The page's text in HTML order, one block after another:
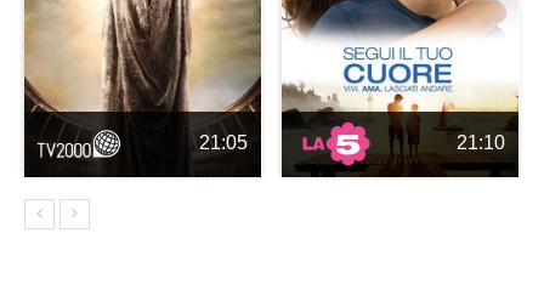
21:05 21:10